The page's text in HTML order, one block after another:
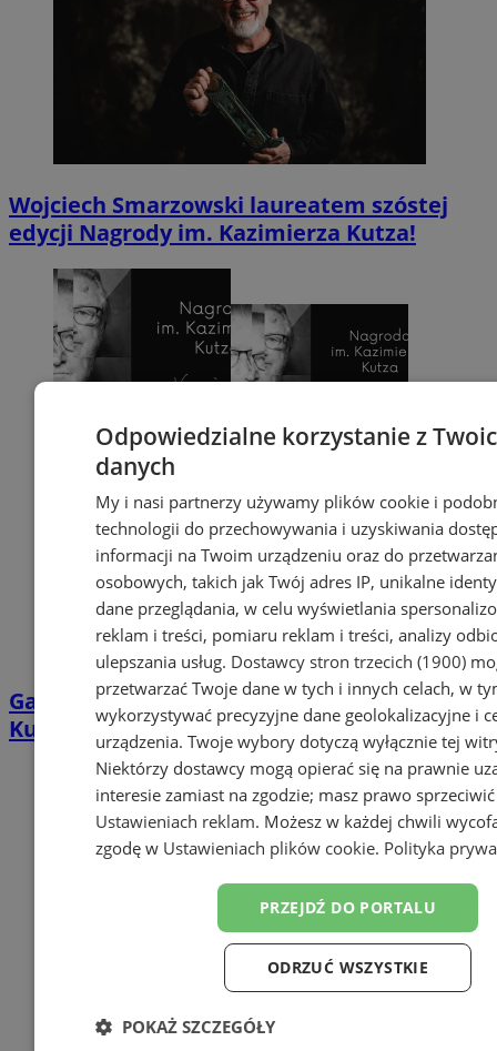
Wojciech Smarzowski laureatem szóstej
edycji Nagrody im. Kazimierza Kutza!
Gala wręczenia Nagrody im. Kazimierza
Kutza 2026. Poznaj nominowanych twórców
Odpowiedzialne korzystanie z
danych
My i nasi partnerzy używamy plików cookie i
technologii do przechowywania i uzyskiwania
informacji na Twoim urządzeniu oraz do
osobowych, takich jak Twój adres IP, unikalne
dane przeglądania, w celu wyświetlania
reklam i treści, pomiaru reklam i treści, analizy
ulepszania usług. Dostawcy stron trzecich (1900)
przetwarzać Twoje dane w tych i innych celach, w
wykorzystywać precyzyjne dane geolokalizacyjne i
urządzenia. Twoje wybory dotyczą wyłącznie tej
Niektórzy dostawcy mogą opierać się na prawnie
interesie zamiast na zgodzie; masz prawo
Ustawieniach reklam. Możesz w każdej chwili
zgodę w Ustawieniach plików cookie. Polityka
PRZEJDŹ DO PORTALU
ODRZUĆ WSZYSTKIE
POKAŻ SZCZEGÓŁY